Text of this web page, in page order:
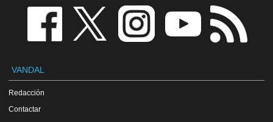
VANDAL
Redacción
Contactar